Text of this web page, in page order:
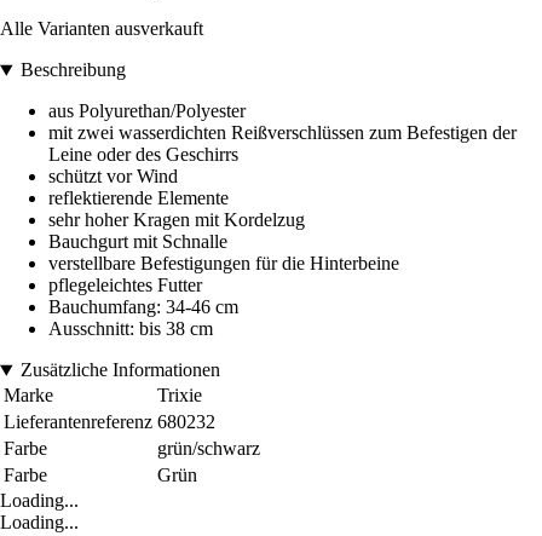
Alle Varianten ausverkauft
Beschreibung
aus Polyurethan/Polyester
mit zwei wasserdichten Reißverschlüssen zum Befestigen der
Leine oder des Geschirrs
schützt vor Wind
reflektierende Elemente
sehr hoher Kragen mit Kordelzug
Bauchgurt mit Schnalle
verstellbare Befestigungen für die Hinterbeine
pflegeleichtes Futter
Bauchumfang: 34-46 cm
Ausschnitt: bis 38 cm
Zusätzliche Informationen
Marke
Trixie
Lieferantenreferenz 680232
Farbe
grün/schwarz
Farbe
Grün
Loading...
Loading...